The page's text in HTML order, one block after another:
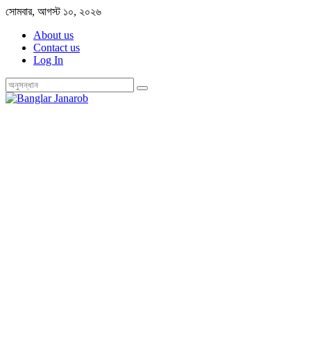
Skip
content
সোমবার, আগস্ট ১০, ২০২৬
About us
Contact us
Log In